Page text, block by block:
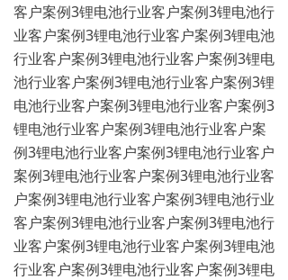
客户案例3锂电池行业客户案例3锂电池行
业客户案例3锂电池行业客户案例3锂电池
行业客户案例3锂电池行业客户案例3锂电
池行业客户案例3锂电池行业客户案例3锂
电池行业客户案例3锂电池行业客户案例3
锂电池行业客户案例3锂电池行业客户案
例3锂电池行业客户案例3锂电池行业客户
案例3锂电池行业客户案例3锂电池行业客
户案例3锂电池行业客户案例3锂电池行业
客户案例3锂电池行业客户案例3锂电池行
业客户案例3锂电池行业客户案例3锂电池
行业客户案例3锂电池行业客户案例3锂电